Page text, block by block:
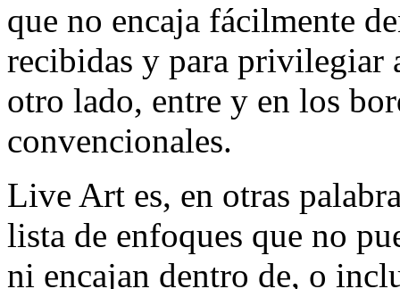
que no encaja fácilmente
recibidas y para privilegiar
otro lado, entre y en los
convencionales.
Live Art es, en otras
lista de enfoques que no
ni encajan dentro de, o